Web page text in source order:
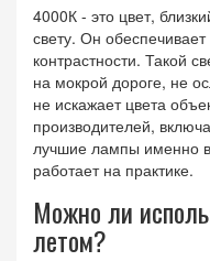
4000К - это цвет,
свету. Он
контрастности. Такой
на мокрой дороге, не
не искажает цвета
производителей,
лучшие лампы именно
работает на практике.
Можно ли
летом?